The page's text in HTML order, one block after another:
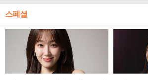
스페셜